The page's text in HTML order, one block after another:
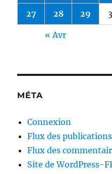
27 28 29
« Avr
MÉTA
Connexion
Flux des publications
Flux des
Site de WordPress-